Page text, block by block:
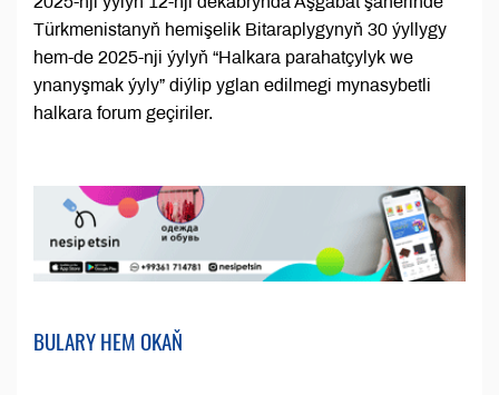
Türkmenistanyň hemişelik Bitaraplygynyň 30 ýyllygy
hem-de 2025-nji ýylyň “Halkara parahatçylyk we
ynanyşmak ýyly” diýlip yglan edilmegi mynasybetli
halkara forum geçiriler.
BULARY HEM OKAŇ